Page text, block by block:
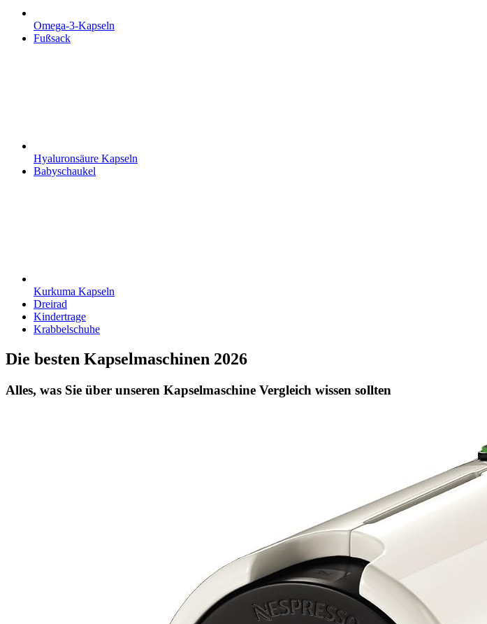
Omega-3-Kapseln
Fußsack
Hyaluronsäure Kapseln
Babyschaukel
Kurkuma Kapseln
Dreirad
Kindertrage
Krabbelschuhe
Die besten Kapselmaschinen 2026
Alles, was Sie über unseren Kapselmaschine Vergleich wissen sollten